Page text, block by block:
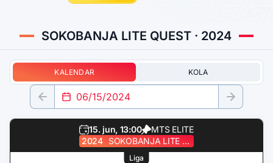
SOKOBANJA LITE QUEST · 2024
KALENDAR KOLA
15. jun, 13:00
MTS ELITE
2024
SOKOBANJA LITE QUEST
Liga